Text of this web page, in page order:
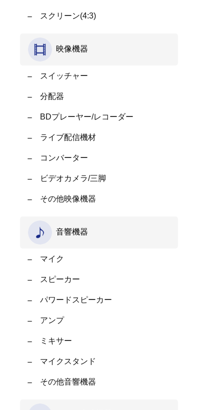
スクリーン(4:3)
映像機器
スイッチャー
分配器
BDプレーヤー/レコーダー
ライブ配信機材
コンバーター
ビデオカメラ/三脚
その他映像機器
音響機器
マイク
スピーカー
パワードスピーカー
アンプ
ミキサー
マイクスタンド
その他音響機器